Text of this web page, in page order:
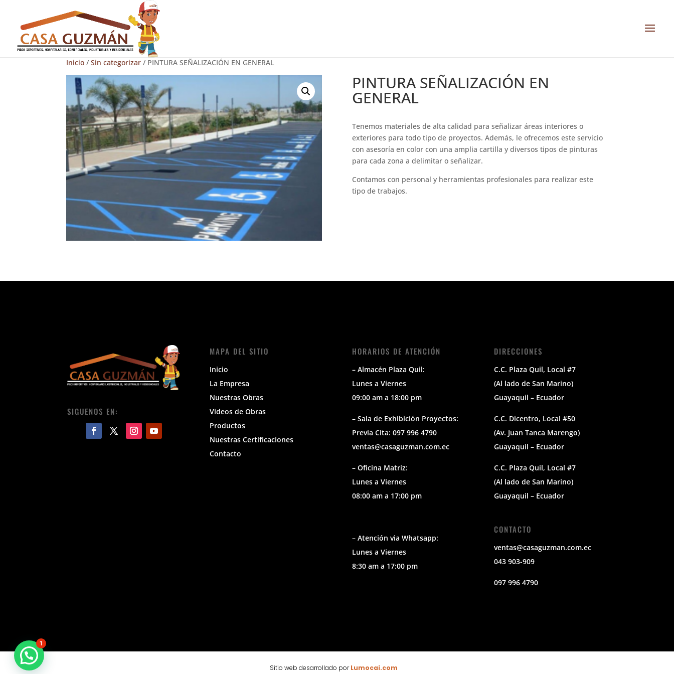
Inicio / Sin categorizar / PINTURA SEÑALIZACIÓN EN GENERAL
PINTURA SEÑALIZACIÓN EN
GENERAL
Tenemos materiales de alta calidad para señalizar áreas interiores o
exteriores para todo tipo de proyectos. Además, le ofrecemos este servicio
con asesoría en color con una amplia cartilla y diversos tipos de pinturas
para cada zona a delimitar o señalizar.
Contamos con personal y herramientas profesionales para realizar este
tipo de trabajos.
SIGUENOS EN:
MAPA DEL SITIO
Inicio
La Empresa
Nuestras Obras
Videos de Obras
Productos
Nuestras Certificaciones
Contacto
HORARIOS DE ATENCIÓN
– Almacén Plaza Quil:
Lunes a Viernes
09:00 am a 18:00 pm
– Sala de Exhibición Proyectos:
Previa Cita: 097 996 4790
ventas@casaguzman.com.ec
– Oficina Matriz:
Lunes a Viernes
08:00 am a 17:00 pm
– Atención via Whatsapp:
Lunes a Viernes
8:30 am a 17:00 pm
DIRECCIONES
C.C. Plaza Quil, Local #7
(Al lado de San Marino)
Guayaquil – Ecuador
C.C. Dicentro, Local #50
(Av. Juan Tanca Marengo)
Guayaquil – Ecuador
C.C. Plaza Quil, Local #7
(Al lado de San Marino)
Guayaquil – Ecuador
CONTACTO
ventas@casaguzman.com.ec
043 903-909
097 996 4790
Sitio web desarrollado por Lumocai.com
1